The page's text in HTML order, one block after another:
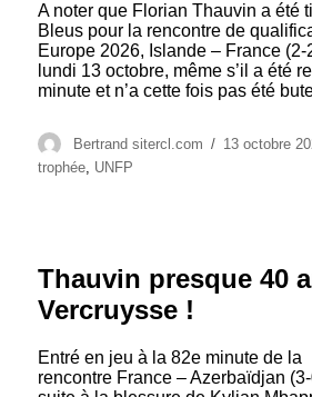
A noter que Florian Thauvin a été
Bleus pour la rencontre de
Europe 2026, Islande – France
lundi 13 octobre, même s’il a été
minute et n’a cette fois pas été
Auteur
Bertrand sitercl.com
Publié
13 octobre
trophée, UNFP
Thauvin presque 40
Vercruysse !
Entré en jeu à la 82e minute de la
rencontre France – Azerbaïdjan